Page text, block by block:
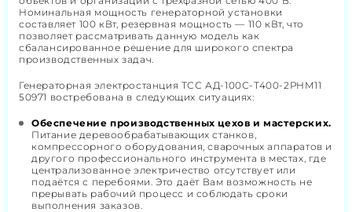
Номинальная мощность генераторной установки
составляет 100 кВт, резервная мощность — 110 кВт, что
позволяет рассматривать данную модель как
сбалансированное решение для широкого спектра
производственных задач.
Генераторная электростанция ТСС АД-100С-Т400-2РНМ11
50971 востребована в следующих ситуациях:
Обеспечение производственных цехов и мастерских.
Питание деревообрабатывающих станков,
компрессорного оборудования, сварочных аппаратов и
другого профессионального инструмента в местах, где
централизованное электричество отсутствует или
подаётся с перебоями. Это даёт Вам возможность не
прерывать рабочий процесс и соблюдать сроки
выполнения заказов.